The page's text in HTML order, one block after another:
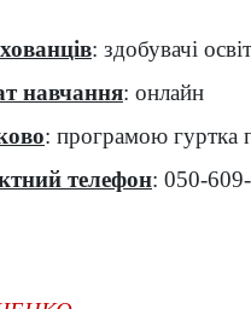
: здобувачі
навчання: онлайн
: програмою гуртка
телефон: 050-